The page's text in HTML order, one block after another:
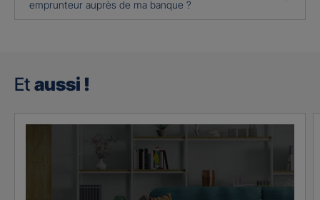
emprunteur auprès de ma banque ?
Et aussi !